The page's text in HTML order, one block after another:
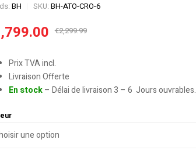
BH SKU: BH-ATO-CRO-6
€2,299.99
Prix TVA incl.
Livraison Offerte
En stock – Délai de livraison 3 – 6 Jours ouvrables.